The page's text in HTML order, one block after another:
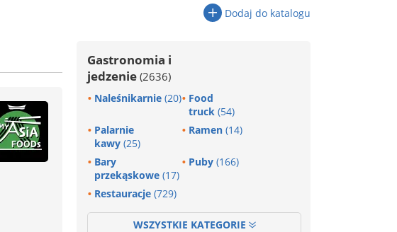
Dodaj do katalogu
Gastronomia i
jedzenie (2636)
Naleśnikarnie (20) Food
truck (54)
Palarnie
kawy (25)
Ramen (14)
Bary
przekąskowe (17)
Puby (166)
Restauracje (729)
WSZYSTKIE KATEGORIE